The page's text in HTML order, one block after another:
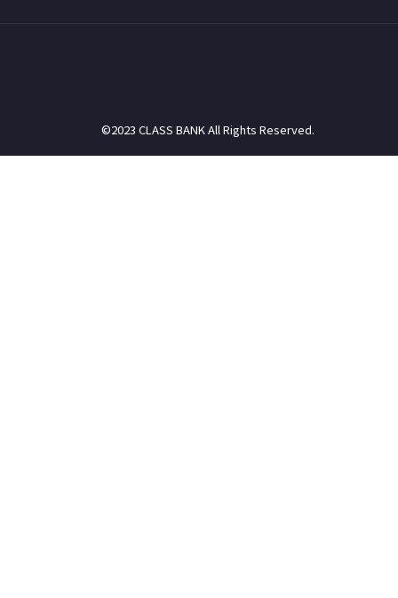
©2023 CLASS BANK All Rights Reserved.